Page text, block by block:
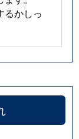
るかしっ